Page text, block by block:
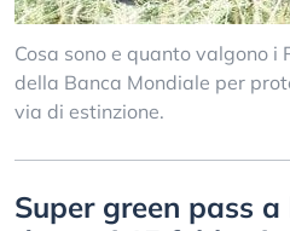
Cosa sono e quanto valgono i
della Banca Mondiale per
via di estinzione.
Super green pass